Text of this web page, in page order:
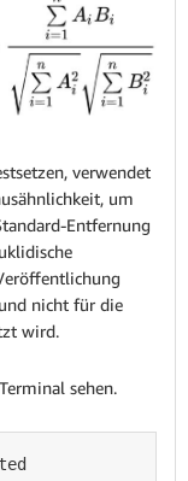
verwendet
um
Entfernung
und nicht für die
wird.
sehen.